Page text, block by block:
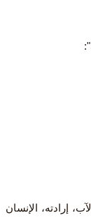
إرادته، الإنسان